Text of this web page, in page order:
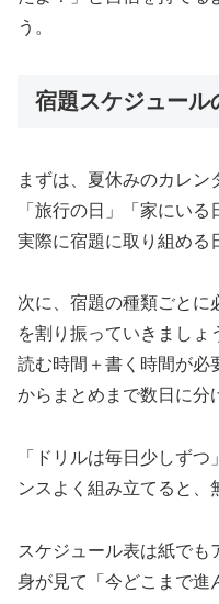
う。
宿題スケジュール
まずは、夏休みのカレン
「旅行の日」「家にいる
実際に宿題に取り組める
次に、宿題の種類ごとに
を割り振っていきましょ
読む時間＋書く時間が必
からまとめまで数日に分
「ドリルは毎日少しず
ンスよく組み立てると、
スケジュール表は紙でも
身が見て「今どこまで進